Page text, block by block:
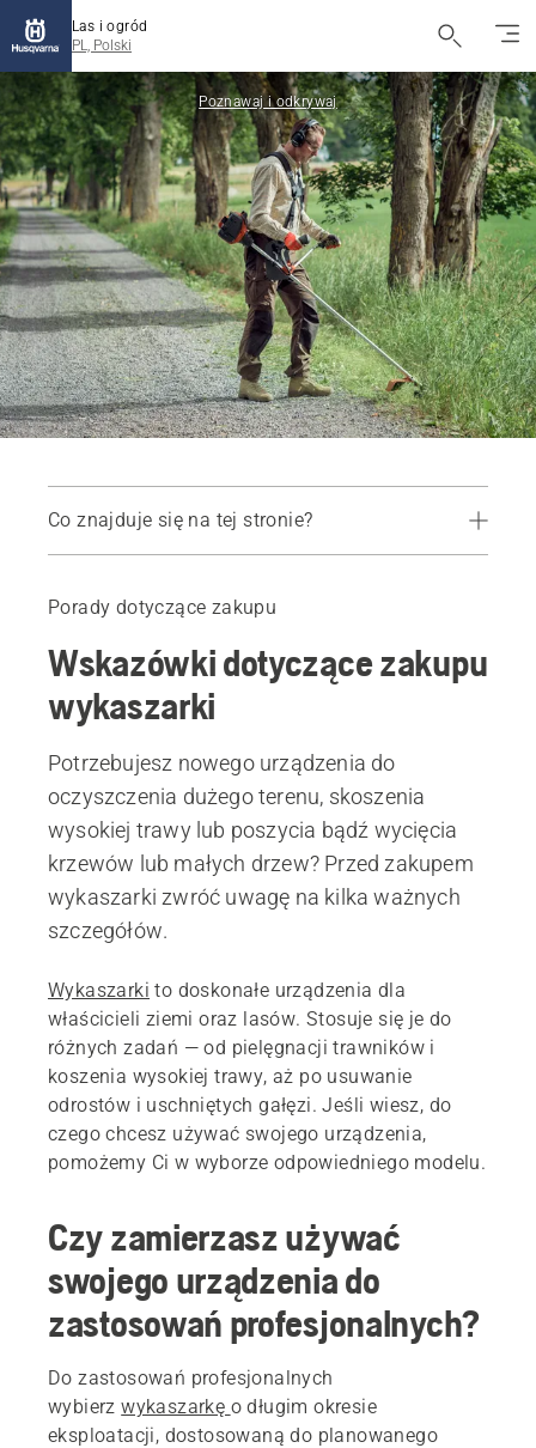
Las i ogród
PL, Polski
Poznawaj i odkrywaj
Co znajduje się na tej stronie?
Porady dotyczące zakupu
Wskazówki dotyczące zakupu
wykaszarki
Potrzebujesz nowego urządzenia do
oczyszczenia dużego terenu, skoszenia
wysokiej trawy lub poszycia bądź wycięcia
krzewów lub małych drzew? Przed zakupem
wykaszarki zwróć uwagę na kilka ważnych
szczegółów.
Wykaszarki to doskonałe urządzenia dla
właścicieli ziemi oraz lasów. Stosuje się je do
różnych zadań — od pielęgnacji trawników i
koszenia wysokiej trawy, aż po usuwanie
odrostów i uschniętych gałęzi. Jeśli wiesz, do
czego chcesz używać swojego urządzenia,
pomożemy Ci w wyborze odpowiedniego modelu.
Czy zamierzasz używać
swojego urządzenia do
zastosowań profesjonalnych?
Do zastosowań profesjonalnych
wybierzwykaszarkę o długim okresie
eksploatacji, dostosowaną do planowanego